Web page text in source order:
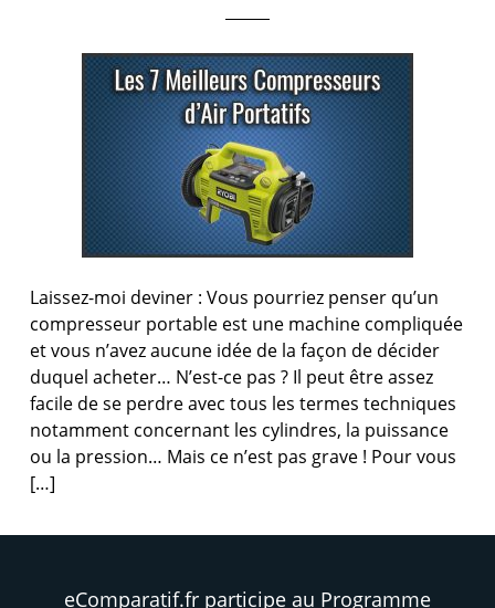
Laissez-moi deviner : Vous pourriez penser qu’un
compresseur portable est une machine compliquée
et vous n’avez aucune idée de la façon de décider
duquel acheter… N’est-ce pas ? Il peut être assez
facile de se perdre avec tous les termes techniques
notamment concernant les cylindres, la puissance
ou la pression… Mais ce n’est pas grave ! Pour vous
[…]
eComparatif.fr participe au Programme